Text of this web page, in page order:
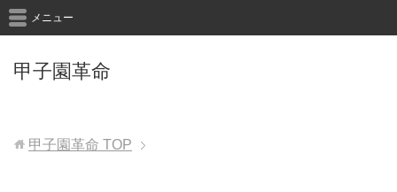
甲子園革命
メニュー
甲子園革命 TOP